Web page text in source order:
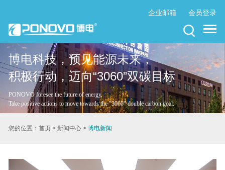
企业邮箱 会员登录
博电科技，预见能源未来，
积极行动，迈向“3060”双碳目标
PONOVO foresee the future of energy,
Take positive actions to move towards the "3060" double carbon goal.
您的位置：首页 > 新闻中心 >博电新闻